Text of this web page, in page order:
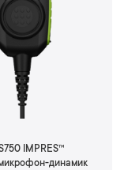
н
а
п
н
и
IMPRES™
динамик